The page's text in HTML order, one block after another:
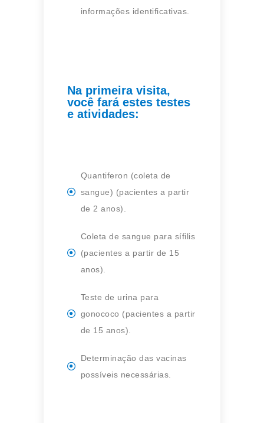
informações identificativas.
Na primeira visita,
você fará estes testes
e atividades:
Quantiferon (coleta de
sangue) (pacientes a partir
de 2 anos).
Coleta de sangue para sífilis
(pacientes a partir de 15
anos).
Teste de urina para
gonococo (pacientes a partir
de 15 anos).
Determinação das vacinas
possíveis necessárias.